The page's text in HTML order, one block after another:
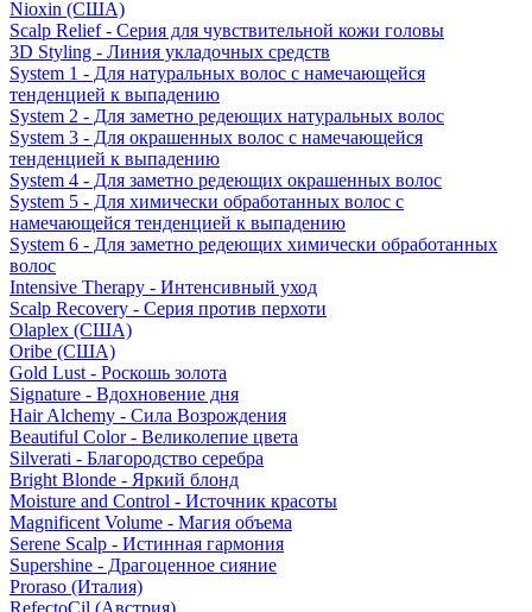
Nioxin (США)
Scalp Relief - Серия для чувствительной кожи головы
3D Styling - Линия укладочных средств
System 1 - Для натуральных волос с намечающейся
тенденцией к выпадению
System 2 - Для заметно редеющих натуральных волос
System 3 - Для окрашенных волос с намечающейся
тенденцией к выпадению
System 4 - Для заметно редеющих окрашенных волос
System 5 - Для химически обработанных волос с
намечающейся тенденцией к выпадению
System 6 - Для заметно редеющих химически обработанных
волос
Intensive Therapy - Интенсивный уход
Scalp Recovery - Серия против перхоти
Olaplex (США)
Oribe (США)
Gold Lust - Роскошь золота
Signature - Вдохновение дня
Hair Alchemy - Сила Возрождения
Beautiful Color - Великолепие цвета
Silverati - Благородство серебра
Bright Blonde - Яркий блонд
Moisture and Control - Источник красоты
Magnificent Volume - Магия объема
Serene Scalp - Истинная гармония
Supershine - Драгоценное сияние
Proraso (Италия)
RefectoCil (Австрия)